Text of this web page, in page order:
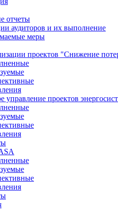
отчеты
аудиторов и их выполнение
меры
проектов "Снижение
управление проектов